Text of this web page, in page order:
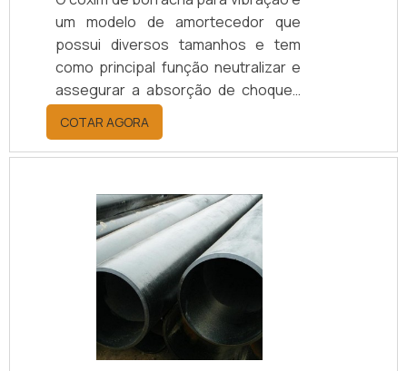
um modelo de amortecedor que
possui diversos tamanhos e tem
como principal função neutralizar e
assegurar a absorção de choques
mecânicos e vibrações, reduzindo
assim o deslocamento entre as
peças dos equipamentos, evitando
possam inutilizar a máquina.
Construído para garantir a
estabilidade e a durabilidade dos
dispositivos ligados junto a ele, o
coxim é bem empregado em
motores, equipamentos eletrônicos,
computadores, prensas e i.
COTAR AGORA